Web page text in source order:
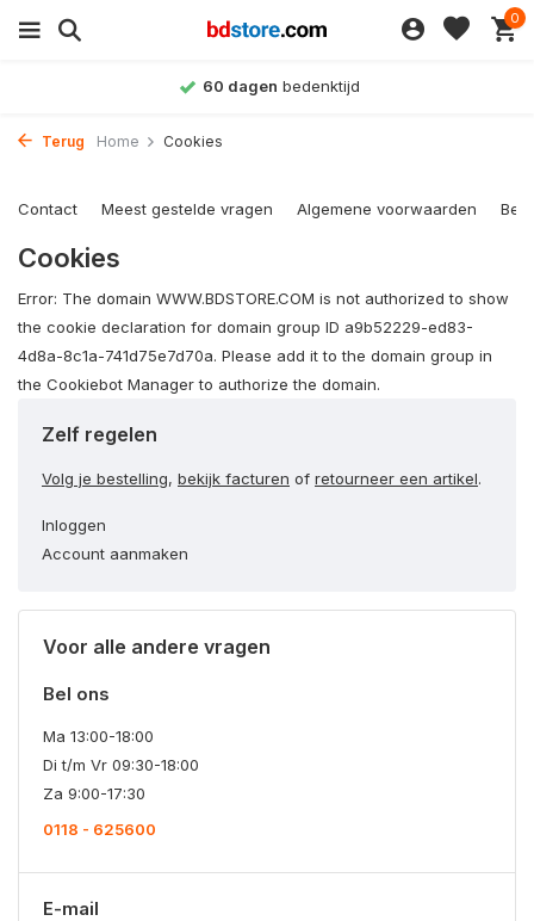
0
60 dagen bedenktijd
Terug Home Cookies
Contact Meest gestelde vragen Algemene voorwaarden
Cookies
Error: The domain WWW.BDSTORE.COM is not authorized to show
the cookie declaration for domain group ID a9b52229-ed83-
4d8a-8c1a-741d75e7d70a. Please add it to the domain group in
the Cookiebot Manager to authorize the domain.
Zelf regelen
Volg je bestelling, bekijk facturen of retourneer een artikel.
Inloggen
Account aanmaken
Voor alle andere vragen
Bel ons
Ma 13:00-18:00
Di t/m Vr 09:30-18:00
Za 9:00-17:30
0118 - 625600
E-mail